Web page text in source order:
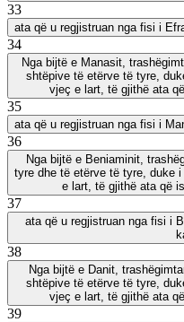
33
ata që u regjistruan nga fisi i
34
Nga bijtë e Manasit,
shtëpive të etërve të tyre,
vjeç e lart, të gjithë ata
35
ata që u regjistruan nga fisi i
36
Nga bijtë e Beniaminit,
tyre dhe të etërve të tyre, duke
e lart, të gjithë ata që
37
ata që u regjistruan nga fisi i
38
Nga bijtë e Danit,
shtëpive të etërve të tyre,
vjeç e lart, të gjithë ata
39